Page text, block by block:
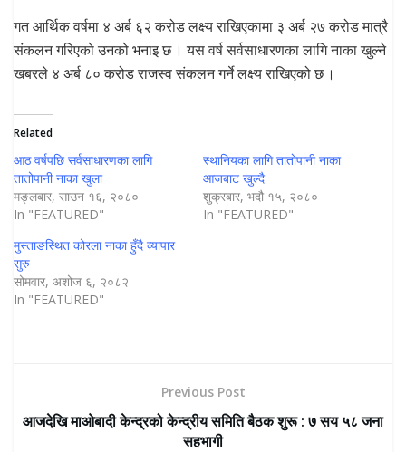
गत आर्थिक वर्षमा ४ अर्ब ६२ करोड लक्ष्य राखिएकामा ३ अर्ब २७ करोड मात्रै
संकलन गरिएको उनको भनाइ छ । यस वर्ष सर्वसाधारणका लागि नाका खुल्ने
खबरले ४ अर्ब ८० करोड राजस्व संकलन गर्ने लक्ष्य राखिएको छ ।
Related
आठ वर्षपछि सर्वसाधारणका लागि
तातोपानी नाका खुला
मङ्लबार, साउन १६, २०८०
In "FEATURED"
स्थानियका लागि ताताेपानी नाका
आजबाट खुल्दै
शुक्रबार, भदौ १५, २०८०
In "FEATURED"
मुस्ताङस्थित कोरला नाका हुँदै व्यापार
सुरु
सोमवार, अशोज ६, २०८२
In "FEATURED"
Previous Post
आजदेखि माओबादी केन्द्रको केन्द्रीय समिति बैठक शुरू : ७ सय ५८ जना
सहभागी